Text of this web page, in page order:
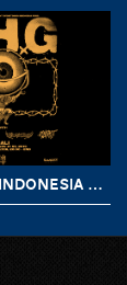
EYEHATEGOD INDONESIA TOUR CHAPTER BALI